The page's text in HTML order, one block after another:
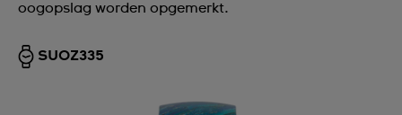
oogopslag worden opgemerkt.
SUOZ335